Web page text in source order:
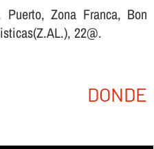
Puerto, Zona Franca, Bon
22@.
DONDE